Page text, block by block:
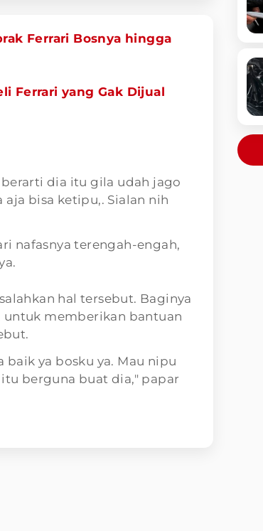
Ferrari Bosnya hingga
Ferrari yang Gak Dijual
dia itu gila udah jago
bisa ketipu,. Sialan nih
nafasnya terengah-engah,
hal tersebut. Baginya
memberikan bantuan
ya bosku ya. Mau nipu
berguna buat dia," papar